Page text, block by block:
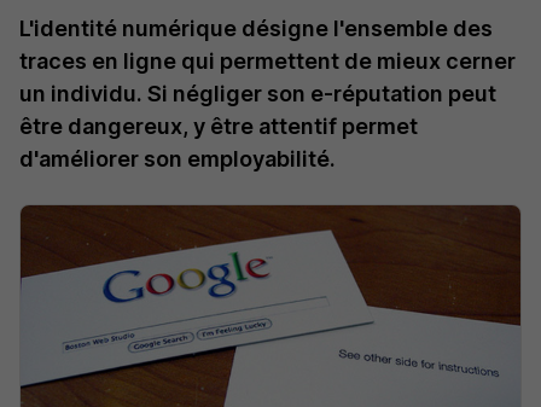
L'identité numérique désigne l'ensemble des
traces en ligne qui permettent de mieux cerner
un individu. Si négliger son e-réputation peut
être dangereux, y être attentif permet
d'améliorer son employabilité.